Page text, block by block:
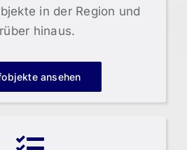
in der Region und
hinaus.
ansehen